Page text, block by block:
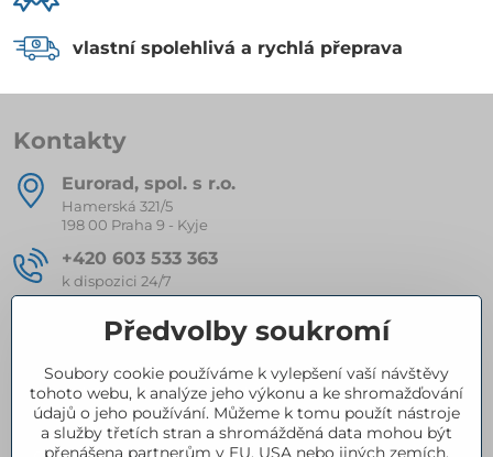
vlastní spolehlivá a rychlá přeprava
Kontakty
Eurorad, spol​. s r​.o​.
Hamerská 321/5
198 00 Praha 9 - Kyje
+420 603 533 363
k dispozici 24/7
eurorad​@seznam​.cz
Kompletní nabídka produktů
Předvolby soukromí
Soubory cookie používáme k vylepšení vaší návštěvy
tohoto webu, k analýze jeho výkonu a ke shromažďování
údajů o jeho používání. Můžeme k tomu použít nástroje
a služby třetích stran a shromážděná data mohou být
přenášena partnerům v EU, USA nebo jiných zemích.